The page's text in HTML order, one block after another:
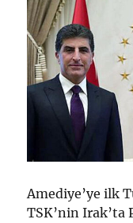
Amediye’ye ilk
TSK’nin Irak’ta